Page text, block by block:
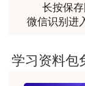
越听越觉得好
用户
非常非常非常
长按保
微信识别进
学习资料包